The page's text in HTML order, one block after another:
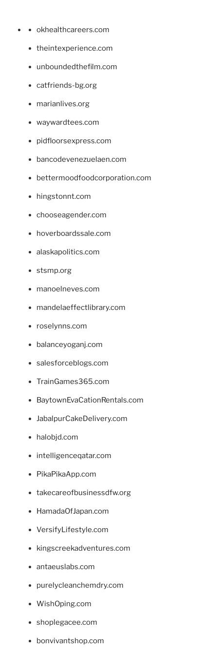
okhealthcareers.com
theintexperience.com
unboundedthefilm.com
catfriends-bg.org
marianlives.org
waywardtees.com
pidfloorsexpress.com
bancodevenezuelaen.com
bettermoodfoodcorporation.com
hingstonnt.com
chooseagender.com
hoverboardssale.com
alaskapolitics.com
stsmp.org
manoelneves.com
mandelaeffectlibrary.com
roselynns.com
balanceyoganj.com
salesforceblogs.com
TrainGames365.com
BaytownEvaCationRentals.com
JabalpurCakeDelivery.com
halobjd.com
intelligenceqatar.com
PikaPikaApp.com
takecareofbusinessdfw.org
HamadaOfJapan.com
VersifyLifestyle.com
kingscreekadventures.com
antaeuslabs.com
purelycleanchemdry.com
WishOping.com
shoplegacee.com
bonvivantshop.com